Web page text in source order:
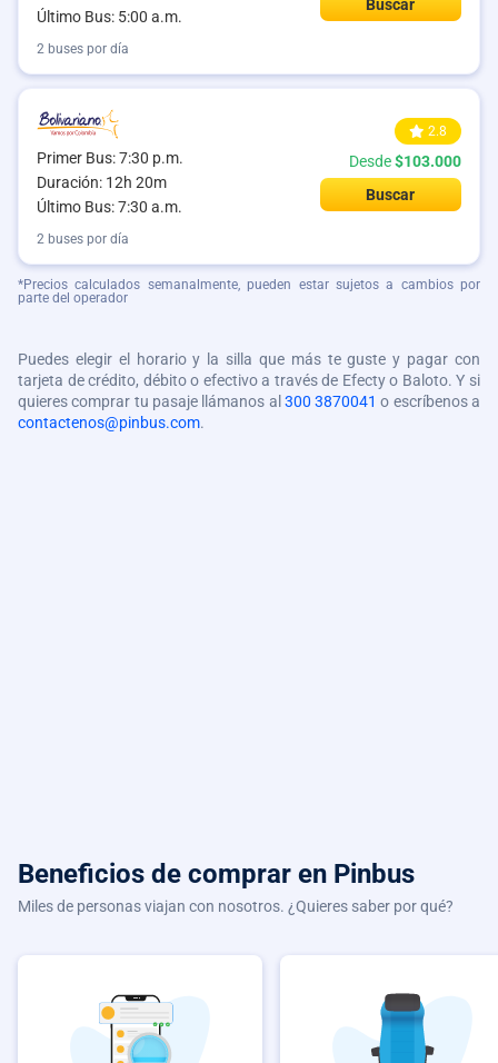
Último Bus: 5:00 a.m.
Buscar
2 buses por día
Primer Bus: 7:30 p.m.
Duración: 12h 20m
Último Bus: 7:30 a.m.
2.8
Desde$103.000
Buscar
2 buses por día
*Precios calculados semanalmente, pueden estar sujetos a cambios por
parte del operador
Puedes elegir el horario y la silla que más te guste y pagar con
tarjeta de crédito, débito o efectivo a través de Efecty o Baloto. Y si
quieres comprar tu pasaje llámanos al300 3870041 o escríbenos a
contactenos@pinbus.com.
Beneficios de comprar en Pinbus
Miles de personas viajan con nosotros. ¿Quieres saber por qué?